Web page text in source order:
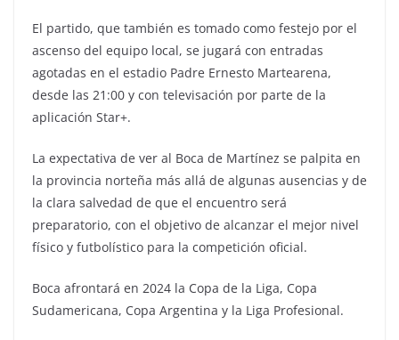
El partido, que también es tomado como festejo por el
ascenso del equipo local, se jugará con entradas
agotadas en el estadio Padre Ernesto Martearena,
desde las 21:00 y con televisación por parte de la
aplicación Star+.
La expectativa de ver al Boca de Martínez se palpita en
la provincia norteña más allá de algunas ausencias y de
la clara salvedad de que el encuentro será
preparatorio, con el objetivo de alcanzar el mejor nivel
físico y futbolístico para la competición oficial.
Boca afrontará en 2024 la Copa de la Liga, Copa
Sudamericana, Copa Argentina y la Liga Profesional.